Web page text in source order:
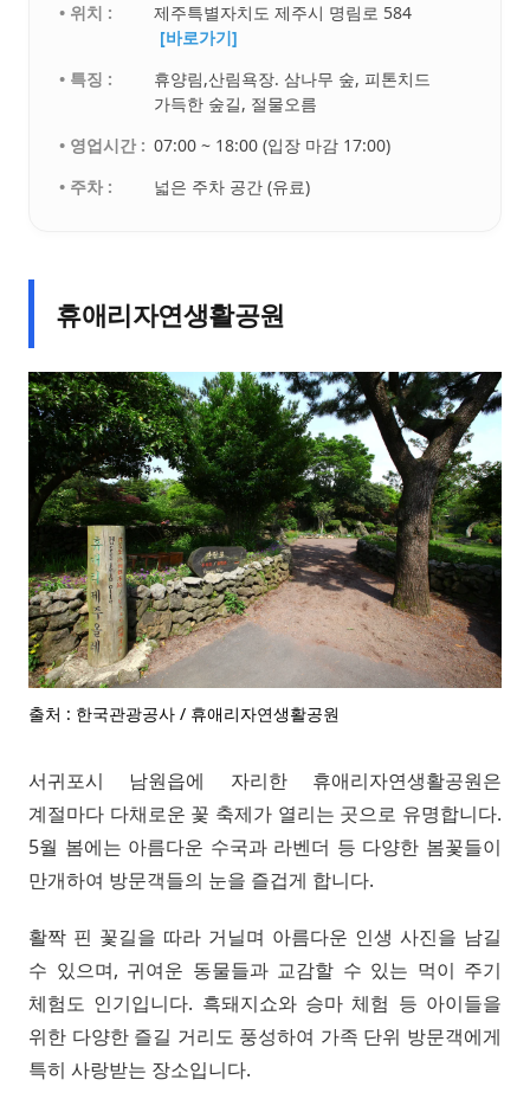
• 위치 :
제주특별자치도 제주시 명림로 584
[바로가기]
• 특징 :
휴양림,산림욕장. 삼나무 숲, 피톤치드
가득한 숲길, 절물오름
• 영업시간 : 07:00 ~ 18:00 (입장 마감 17:00)
• 주차 :
넓은 주차 공간 (유료)
휴애리자연생활공원
출처 : 한국관광공사 / 휴애리자연생활공원
서귀포시 남원읍에 자리한 휴애리자연생활공원은
계절마다 다채로운 꽃 축제가 열리는 곳으로 유명합니다.
5월 봄에는 아름다운 수국과 라벤더 등 다양한 봄꽃들이
만개하여 방문객들의 눈을 즐겁게 합니다.
활짝 핀 꽃길을 따라 거닐며 아름다운 인생 사진을 남길
수 있으며, 귀여운 동물들과 교감할 수 있는 먹이 주기
체험도 인기입니다. 흑돼지쇼와 승마 체험 등 아이들을
위한 다양한 즐길 거리도 풍성하여 가족 단위 방문객에게
특히 사랑받는 장소입니다.